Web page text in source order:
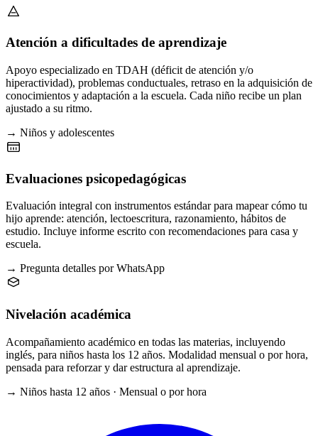
Atención a dificultades de aprendizaje
Apoyo especializado en TDAH (déficit de atención y/o
hiperactividad), problemas conductuales, retraso en la adquisición de
conocimientos y adaptación a la escuela. Cada niño recibe un plan
ajustado a su ritmo.
→ Niños y adolescentes
Evaluaciones psicopedagógicas
Evaluación integral con instrumentos estándar para mapear cómo tu
hijo aprende: atención, lectoescritura, razonamiento, hábitos de
estudio. Incluye informe escrito con recomendaciones para casa y
escuela.
→ Pregunta detalles por WhatsApp
Nivelación académica
Acompañamiento académico en todas las materias, incluyendo
inglés, para niños hasta los 12 años. Modalidad mensual o por hora,
pensada para reforzar y dar estructura al aprendizaje.
→ Niños hasta 12 años · Mensual o por hora